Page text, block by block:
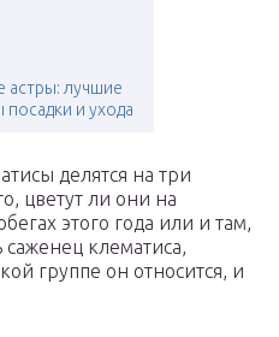
астры: лучшие
посадки и ухода
делятся на три
цветут ли они на
этого года или и там,
клематиса,
группе он относится, и